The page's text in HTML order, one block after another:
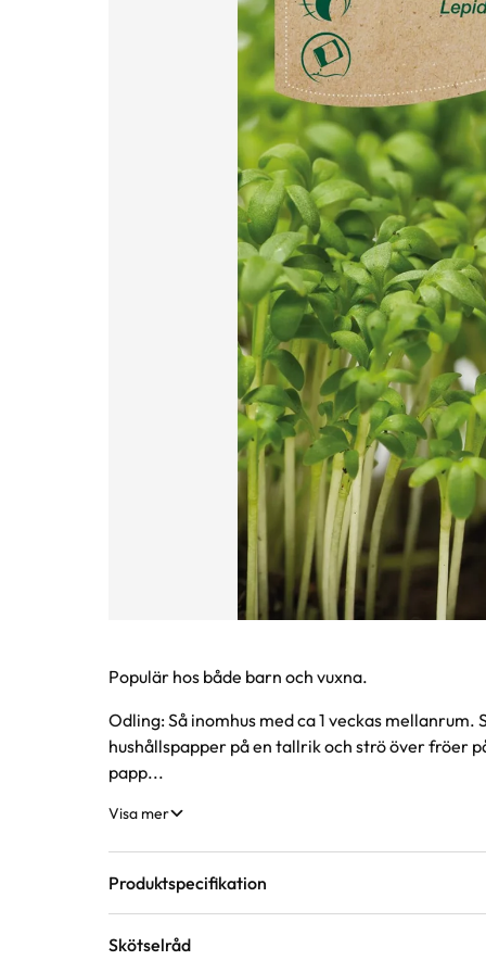
Produktinformation
Populär hos både barn och vuxna.
Odling: Så inomhus med ca 1 veckas
hushållspapper på en tallrik och strö över fröer
papp...
Visa mer
Produktspecifikation
Förväntad sluthöjd
Skötselråd